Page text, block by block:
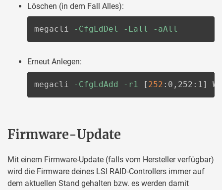
Löschen (in dem Fall Alles):
megacli -CfgLdDel -Lall -aAll
Erneut Anlegen:
megacli -CfgLdAdd -r1 [ 252 :0,252:1]
Firmware-Update
Mit einem Firmware-Update (falls vom Hersteller verfügbar)
wird die Firmware deines LSI RAID-Controllers immer auf
dem aktuellen Stand gehalten bzw. es werden damit